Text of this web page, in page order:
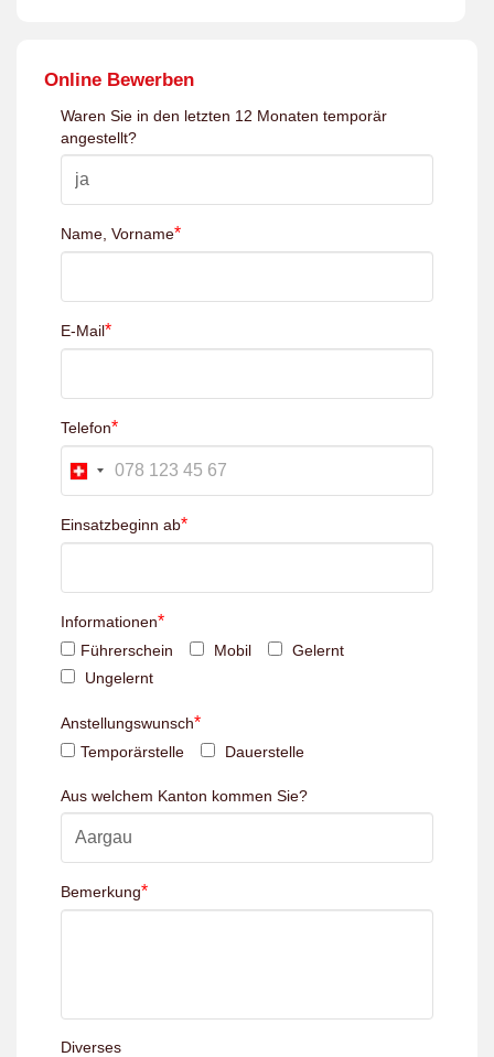
Online Bewerben
Waren Sie in den letzten 12 Monaten temporär
angestellt?
Name, Vorname*
E-Mail*
Telefon*
Einsatzbeginn ab*
Informationen*
Führerschein Mobil
Gelernt
Ungelernt
Anstellungswunsch*
Temporärstelle Dauerstelle
Aus welchem Kanton kommen Sie?
Bemerkung*
Diverses